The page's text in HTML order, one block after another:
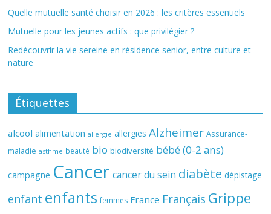
Quelle mutuelle santé choisir en 2026 : les critères essentiels
Mutuelle pour les jeunes actifs : que privilégier ?
Redécouvrir la vie sereine en résidence senior, entre culture et
nature
Étiquettes
alcool alimentation allergie allergies Alzheimer Assurance-
maladie asthme beauté bio biodiversité bébé (0-2 ans)
campagne Cancer cancer du sein diabète dépistage
enfant enfants femmes France Français Grippe